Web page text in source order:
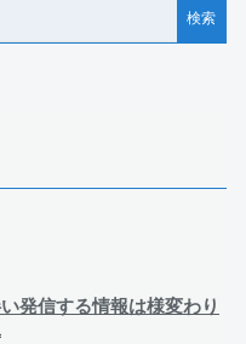
発信する情報は様変わり